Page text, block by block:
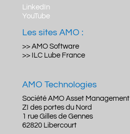
LinkedIn
YouTube
Les sites AMO :
>> AMO Software
>> ILC Lube France
AMO Technologies
Société AMO Asset Management
ZI des portes du Nord
1 rue Gilles de Gennes
62820 Libercourt